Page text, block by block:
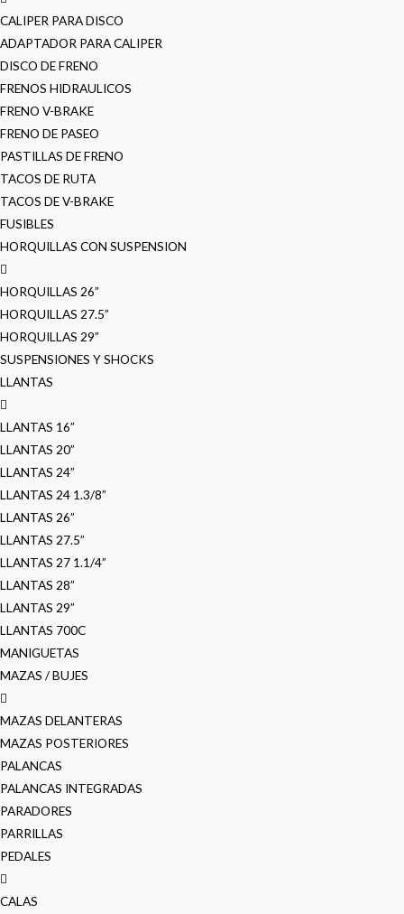
CALIPER PARA DISCO
ADAPTADOR PARA CALIPER
DISCO DE FRENO
FRENOS HIDRAULICOS
FRENO V-BRAKE
FRENO DE PASEO
PASTILLAS DE FRENO
TACOS DE RUTA
TACOS DE V-BRAKE
FUSIBLES
HORQUILLAS CON SUSPENSION
HORQUILLAS 26”
HORQUILLAS 27.5”
HORQUILLAS 29”
SUSPENSIONES Y SHOCKS
LLANTAS
LLANTAS 16”
LLANTAS 20”
LLANTAS 24”
LLANTAS 24 1.3/8”
LLANTAS 26”
LLANTAS 27.5”
LLANTAS 27 1.1/4”
LLANTAS 28”
LLANTAS 29”
LLANTAS 700C
MANIGUETAS
MAZAS / BUJES
MAZAS DELANTERAS
MAZAS POSTERIORES
PALANCAS
PALANCAS INTEGRADAS
PARADORES
PARRILLAS
PEDALES
CALAS